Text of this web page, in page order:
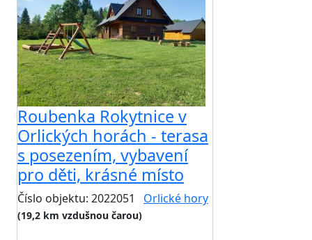
Roubenka Rokytnice v
Orlických horách - terasa
s posezením, vybavení
pro děti, krásné místo
Číslo objektu: 2022051 Orlické hory
(19,2 km vzdušnou čarou)